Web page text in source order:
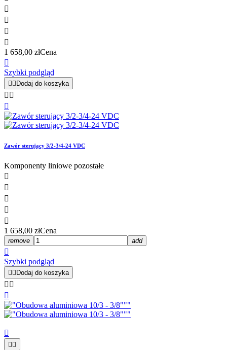




1 658,00 złCena

Szybki podgląd
  Dodaj do koszyka
 

Zawór sterujący 3/2-3/4-24 VDC
Komponenty liniowe pozostałe





1 658,00 złCena
remove add

Szybki podgląd
Dodaj do koszyka
 


